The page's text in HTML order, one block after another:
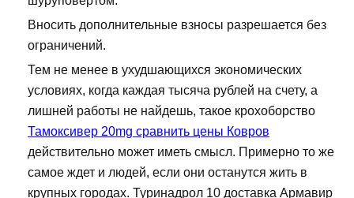
Вносить дополнительные взносы разрешается без
ограничений.
Тем не менее в ухудшающихся экономических
условиях, когда каждая тысяча рублей на счету, а
лишней работы не найдешь, такое крохоборство
Тамоксивер 20mg сравнить цены Ковров
действительно может иметь смысл. Примерно то же
самое ждет и людей, если они останутся жить в
крупных городах. Туринадрол 10 доставка Армавир